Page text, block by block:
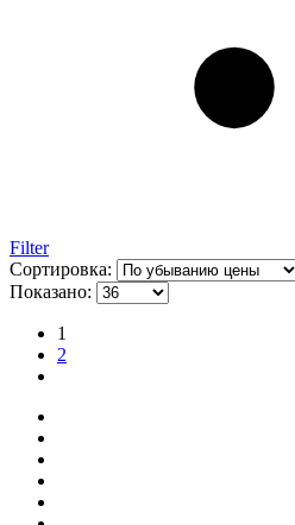
Filter
Сортировка:
Показано:
1
2